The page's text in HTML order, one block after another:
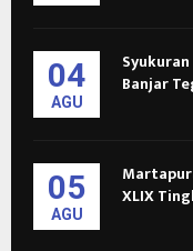
04
AGU
Banjar
05
AGU
XLIX